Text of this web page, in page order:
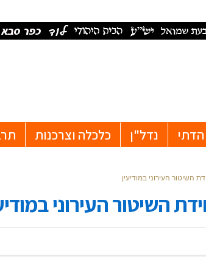
נדל"ן כלכלה וצרכנות
השיטור העירוני במודיעין
השיטור העירוני